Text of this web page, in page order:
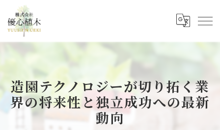
造園テクノロジーが切り拓く業
界の将来性と独立成功への最新
動向